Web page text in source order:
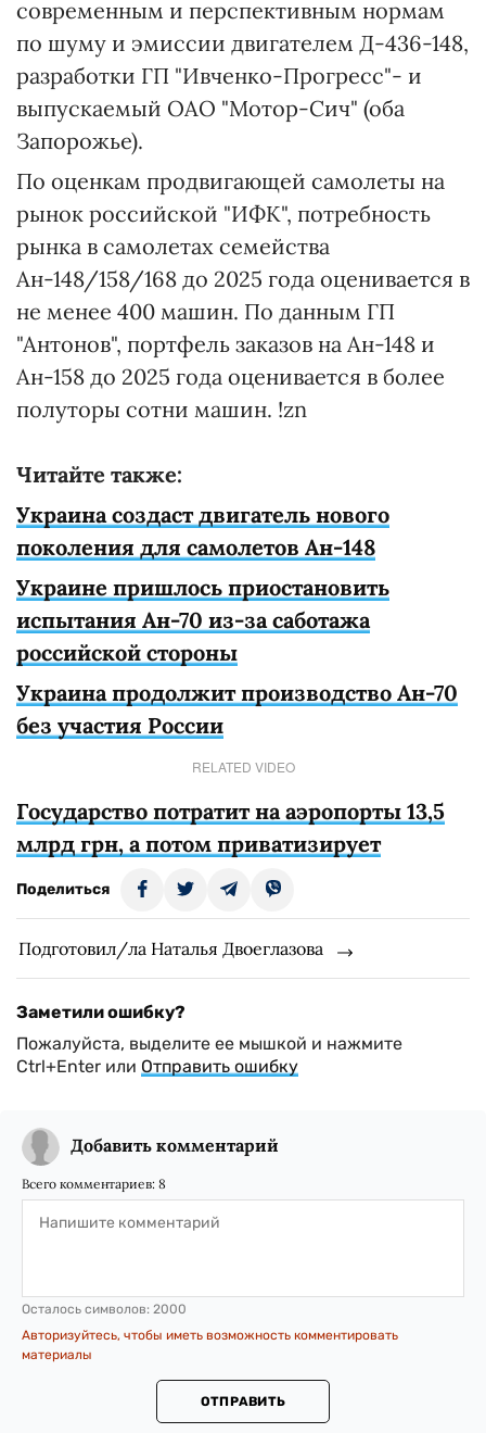
современным и перспективным нормам
по шуму и эмиссии двигателем Д-436-148,
разработки ГП "Ивченко-Прогресс"- и
выпускаемый ОАО "Мотор-Сич" (оба
Запорожье).
По оценкам продвигающей самолеты на
рынок российской "ИФК", потребность
рынка в самолетах семейства
Ан-148/158/168 до 2025 года оценивается в
не менее 400 машин. По данным ГП
"Антонов", портфель заказов на Ан-148 и
Ан-158 до 2025 года оценивается в более
полуторы сотни машин. !zn
Читайте также:
Украина создаст двигатель нового
поколения для самолетов Ан-148
Украине пришлось приостановить
испытания Ан-70 из-за саботажа
российской стороны
Украина продолжит производство Ан-70
без участия России
RELATED VIDEO
Государство потратит на аэропорты 13,5
млрд грн, а потом приватизирует
Поделиться
Подготовил/ла Наталья Двоеглазова
Заметили ошибку?
Пожалуйста, выделите ее мышкой и нажмите
Ctrl+Enter или Отправить ошибку
Добавить комментарий
Всего комментариев: 8
Осталось символов: 2000
Авторизуйтесь, чтобы иметь возможность комментировать
материалы
ОТПРАВИТЬ